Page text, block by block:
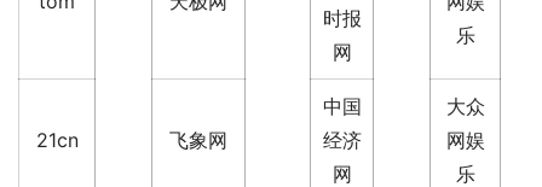
时报
网
乐
21cn 飞象网
中国
经济
网
大众
网娱
乐